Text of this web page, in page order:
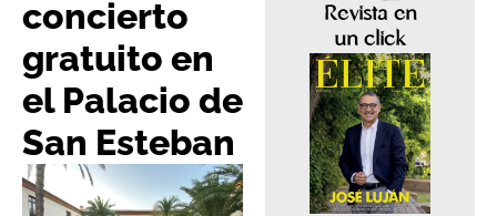
concierto
gratuito en
el Palacio de
San Esteban
Revista en
un click